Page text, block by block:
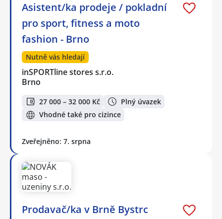
Asistent/ka prodeje / pokladní
pro sport, fitness a moto
fashion - Brno
Nutně vás hledají
inSPORTline stores s.r.o.
Brno
27 000 – 32 000 Kč
Plný úvazek
Vhodné také pro cizince
Zveřejněno: 7. srpna
Prodavač/ka v Brně Bystrc